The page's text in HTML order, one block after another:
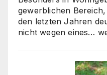
gewerblichen
den letzten Jahren
nicht wegen eines…